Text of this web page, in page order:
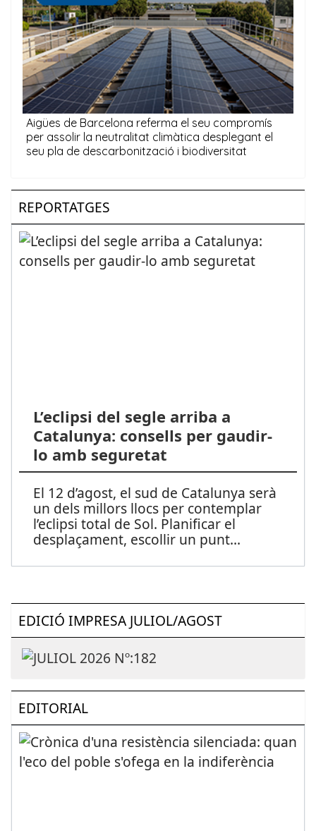
REPORTATGES
L’eclipsi del segle arriba a
Catalunya: consells per gaudir-
lo amb seguretat
El 12 d’agost, el sud de Catalunya serà
un dels millors llocs per contemplar
l’eclipsi total de Sol. Planificar el
desplaçament, escollir un punt...
EDICIÓ IMPRESA JULIOL/AGOST
EDITORIAL